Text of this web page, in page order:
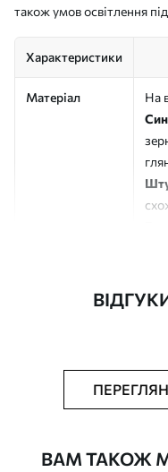
також умов освітлення
Характеристики
Матеріал
На
Додатково
ВАМ ТАКОЖ